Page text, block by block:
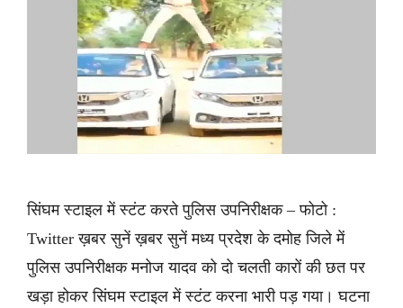
सिंघम स्टाइल में स्टंट करते पुलिस उपनिरीक्षक – फोटो :
Twitter ख़बर सुनें ख़बर सुनें मध्य प्रदेश के दमोह जिले में
पुलिस उपनिरीक्षक मनोज यादव को दो चलती कारों की छत पर
खड़ा होकर सिंघम स्टाइल में स्टंट करना भारी पड़ गया। घटना